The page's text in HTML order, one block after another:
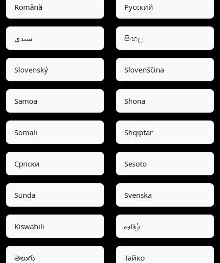
Română Pусский
سنڌي සිංහල
Slovenský Slovenščina
Samoa Shona
Somali Shqiptar
Српски Sesoto
Sunda Svenska
Kiswahili தமிழ்
తెలుగు Тайко